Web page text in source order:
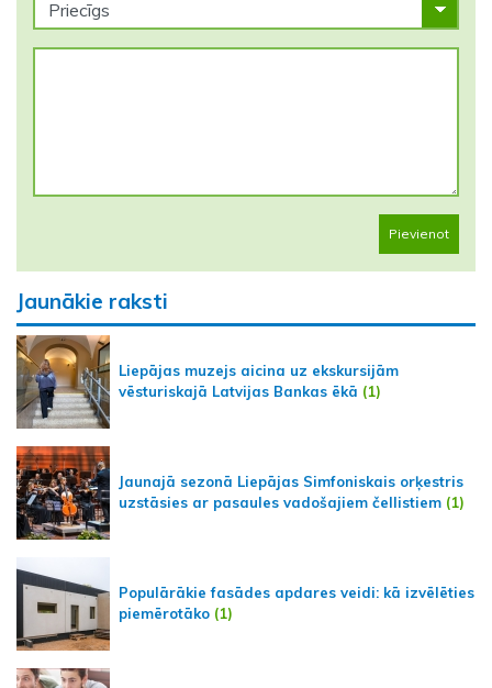
Pievienot
Jaunākie raksti
Liepājas muzejs aicina uz ekskursijām
vēsturiskajā Latvijas Bankas ēkā (1)
Jaunajā sezonā Liepājas Simfoniskais orķestris
uzstāsies ar pasaules vadošajiem čellistiem (1)
Populārākie fasādes apdares veidi: kā izvēlēties
piemērotāko (1)